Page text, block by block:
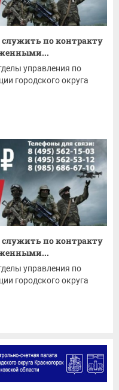
по контракту
управления по
городского округа
по контракту
управления по
городского округа